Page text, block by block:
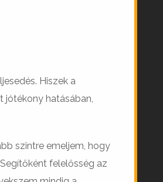
Hiszek a
jótékony hatásában,
szintre emeljem, hogy
felelősség az